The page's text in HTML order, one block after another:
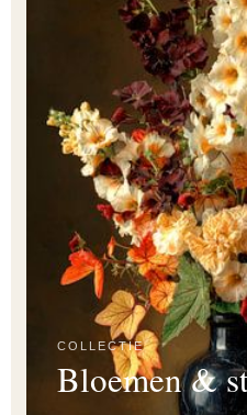
COLLECTIE
Bloemen &